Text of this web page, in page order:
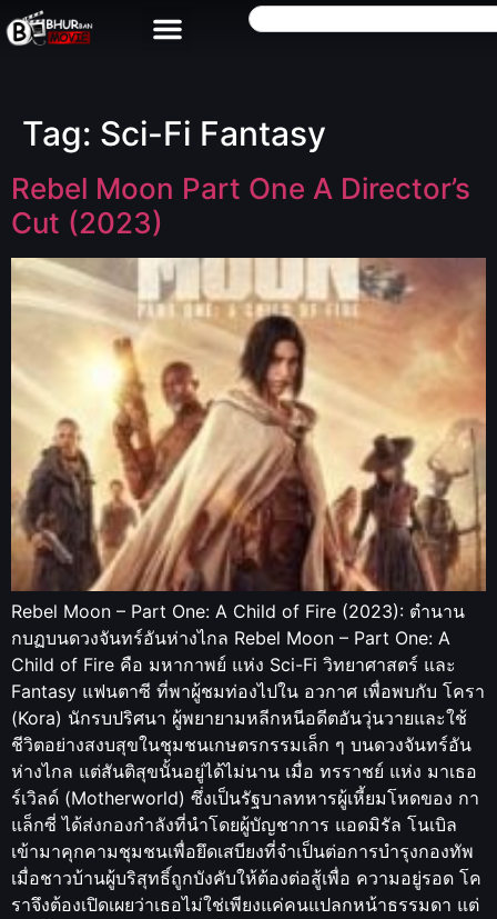
Tag: Sci-Fi Fantasy
Rebel Moon Part One A Director’s
Cut (2023)
Rebel Moon – Part One: A Child of Fire (2023): ตำนาน
กบฏบนดวงจันทร์อันห่างไกล Rebel Moon – Part One: A
Child of Fire คือ มหากาพย์ แห่ง Sci-Fi วิทยาศาสตร์ และ
Fantasy แฟนตาซี ที่พาผู้ชมท่องไปใน อวกาศ เพื่อพบกับ โครา
(Kora) นักรบปริศนา ผู้พยายามหลีกหนีอดีตอันวุ่นวายและใช้
ชีวิตอย่างสงบสุขในชุมชนเกษตรกรรมเล็ก ๆ บนดวงจันทร์อัน
ห่างไกล แต่สันติสุขนั้นอยู่ได้ไม่นาน เมื่อ ทรราชย์ แห่ง มาเธอ
ร์เวิลด์ (Motherworld) ซึ่งเป็นรัฐบาลทหารผู้เหี้ยมโหดของ กา
แล็กซี่ ได้ส่งกองกำลังที่นำโดยผู้บัญชาการ แอดมิรัล โนเบิล
เข้ามาคุกคามชุมชนเพื่อยึดเสบียงที่จำเป็นต่อการบำรุงกองทัพ
เมื่อชาวบ้านผู้บริสุทธิ์ถูกบังคับให้ต้องต่อสู้เพื่อ ความอยู่รอด โค
ราจึงต้องเปิดเผยว่าเธอไม่ใช่เพียงแค่คนแปลกหน้าธรรมดา แต่